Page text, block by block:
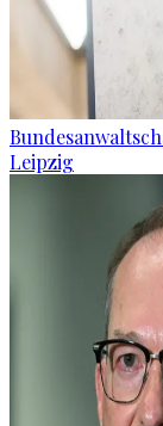
Leipzig